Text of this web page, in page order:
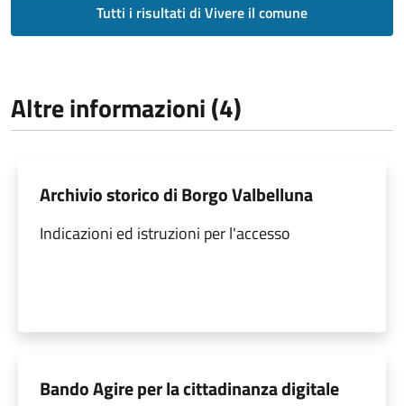
Tutti i risultati di Vivere il comune
Altre informazioni (4)
Archivio storico di Borgo Valbelluna
Indicazioni ed istruzioni per l'accesso
Bando Agire per la cittadinanza digitale